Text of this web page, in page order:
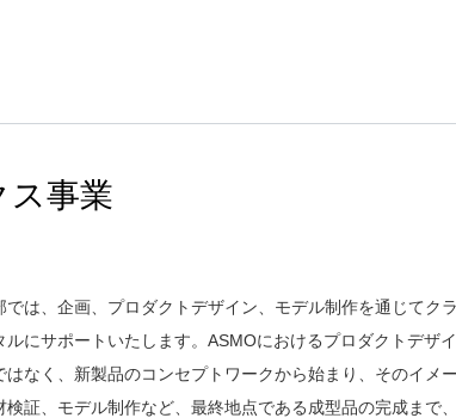
ス事業
では、企画、プロダクトデザイン、モデル制作を通じてク
ルにサポートいたします。ASMOにおけるプロダクトデザ
はなく、新製品のコンセプトワークから始まり、そのイメ
検証、モデル制作など、最終地点である成型品の完成まで